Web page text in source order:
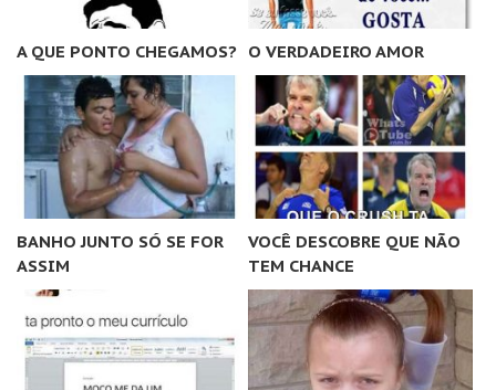
A QUE PONTO CHEGAMOS? O VERDADEIRO AMOR
BANHO JUNTO SÓ SE FOR
ASSIM
VOCÊ DESCOBRE QUE NÃO
TEM CHANCE